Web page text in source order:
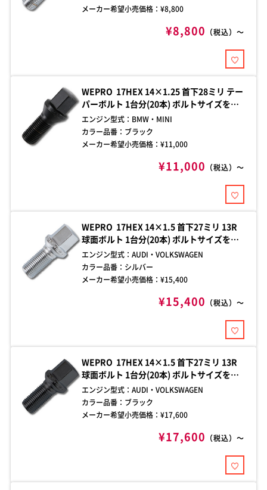
メーカー希望小売価格：¥8,800
¥8,800 （税込）～
WEPRO 17HEX 14×1.25 首下28ミリ テー
パーボルト 1台分(20本) ボルトサイズをご
確認の上、お買い求めください。ご不明な
点はお問い合わせください。
エンジン型式： BMW・MINI
カラー品番： ブラック
メーカー希望小売価格：¥11,000
¥11,000 （税込）～
WEPRO 17HEX 14×1.5 首下27ミリ 13R
球面ボルト 1台分(20本) ボルトサイズをご
確認の上、お買い求めください。ご不明な
点はお問い合わせください。
エンジン型式： AUDI・VOLKSWAGEN
カラー品番： シルバー
メーカー希望小売価格：¥15,400
¥15,400 （税込）～
WEPRO 17HEX 14×1.5 首下27ミリ 13R
球面ボルト 1台分(20本) ボルトサイズをご
確認の上、お買い求めください。ご不明な
点はお問い合わせください。
エンジン型式： AUDI・VOLKSWAGEN
カラー品番： ブラック
メーカー希望小売価格：¥17,600
¥17,600 （税込）～